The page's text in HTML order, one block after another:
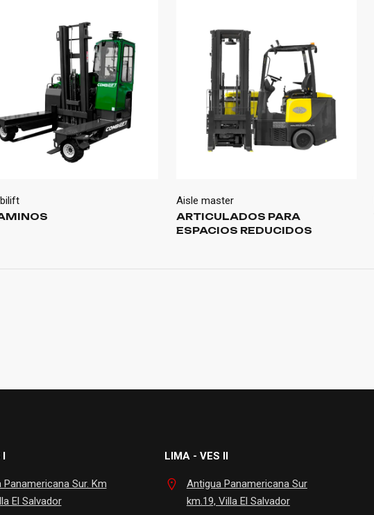
Aisle master
ARTICULADOS PARA
ESPACIOS REDUCIDOS
I
Panamericana Sur. Km
El Salvador
LIMA - VES II
Antigua Panamericana Sur
km.19, Villa El Salvador